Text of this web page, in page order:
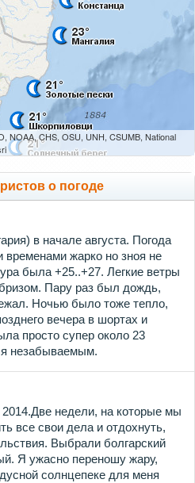
NOAA, CHS, OSU, UNH, CSUMB, National
о погоде
в начале августа. Погода
временами жарко но зноя не
была +25..+27. Легкие ветры
Пару раз был дождь,
Ночью было тоже тепло,
вечера в шортах и
просто супер около 23
незабываемым.
недели, на которые мы
все свои дела и отдохнуть,
Выбрали болгарский
Я ужасно переношу жару,
солнцепеке для меня